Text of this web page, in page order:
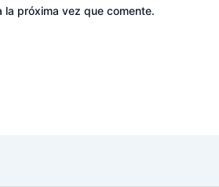
próxima vez que comente.